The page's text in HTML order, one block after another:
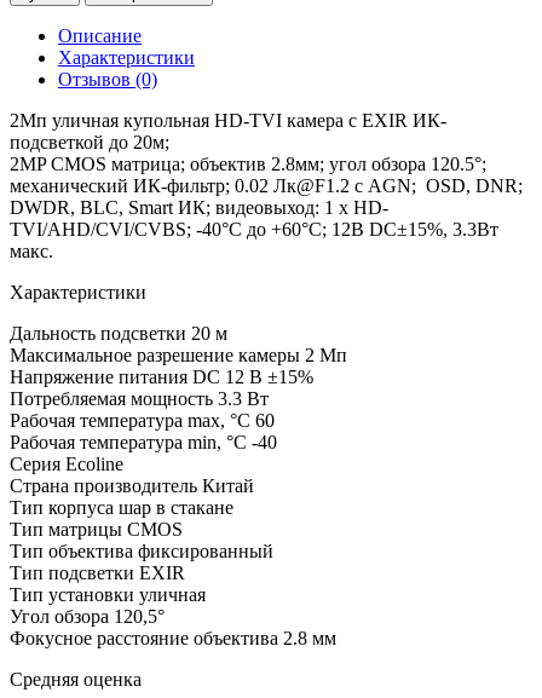
Описание
Характеристики
Отзывов (0)
2Мп уличная купольная HD-TVI камера с EXIR ИК-
подсветкой до 20м;
2MP CMOS матрица; объектив 2.8мм; угол обзора 120.5°;
механический ИК-фильтр; 0.02 Лк@F1.2 с AGN; OSD, DNR;
DWDR, BLC, Smart ИК; видеовыход: 1 х HD-
TVI/AHD/CVI/CVBS; -40°С до +60°С; 12В DC±15%, 3.3Вт
макс.
Характеристики
Дальность подсветки 20 м
Максимальное разрешение камеры 2 Мп
Напряжение питания DC 12 В ±15%
Потребляемая мощность 3.3 Вт
Рабочая температура max, °С 60
Рабочая температура min, °С -40
Серия Ecoline
Страна производитель Китай
Тип корпуса шар в стакане
Тип матрицы CMOS
Тип объектива фиксированный
Тип подсветки EXIR
Тип установки уличная
Угол обзора 120,5°
Фокусное расстояние объектива 2.8 мм
Средняя оценка